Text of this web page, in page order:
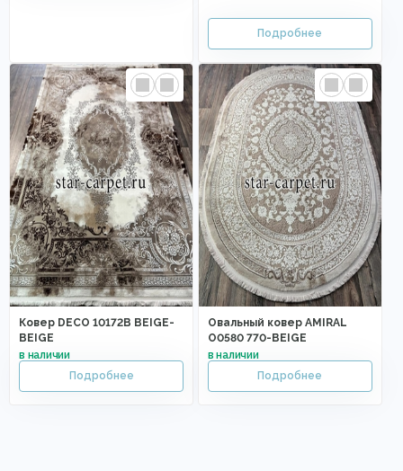
Ковер DECO 10172B BEIGE-
BEIGE
Овальный ковер AMIRAL
O0580 770-BEIGE